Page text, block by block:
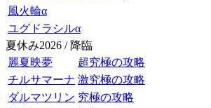
風火輪α
ユグドラシルα
夏休み2026 / 降臨
麗夏映夢
超究極の攻略
チルサマーナ 激究極の攻略
ダルマツリン 究極の攻略